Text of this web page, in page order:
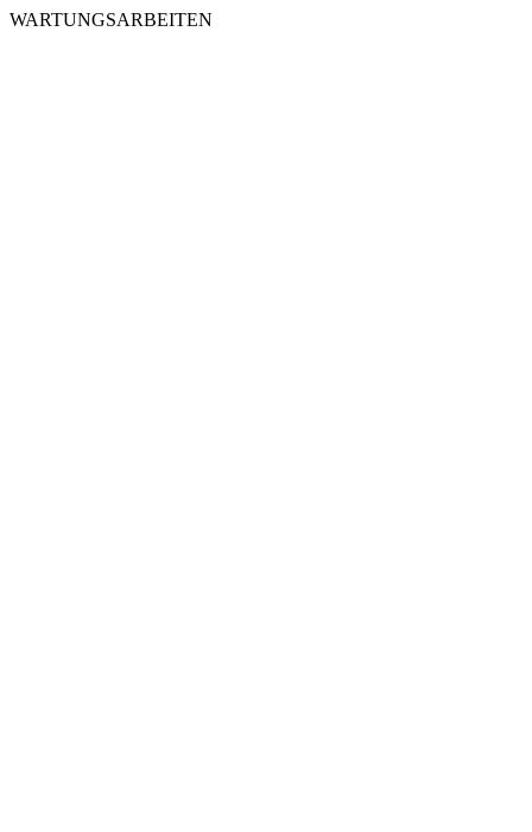
WARTUNGSARBEITEN